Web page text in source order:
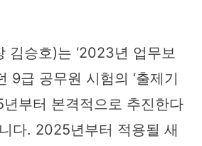
김승호)는 ‘2023년 업무보
9급 공무원 시험의 ‘출제기
년부터 본격적으로 추진한다
다. 2025년부터 적용될 새